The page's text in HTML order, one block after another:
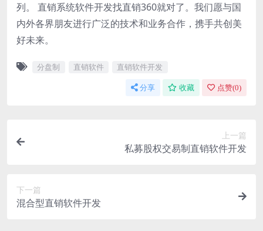
列。 直销系统软件开发找直销360就对了。我们愿与国
内外各界朋友进行广泛的技术和业务合作，携手共创美
好未来。
分盘制 直销软件 直销软件开发
分享 收藏 点赞(0)
上一篇
私募股权交易制直销软件开发
下一篇
混合型直销软件开发